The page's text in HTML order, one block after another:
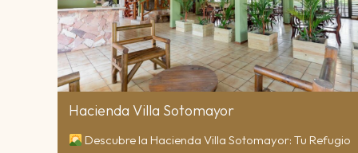
Hacienda Villa Sotomayor
Descubre la Hacienda Villa Sotomayor: Tu Refugio